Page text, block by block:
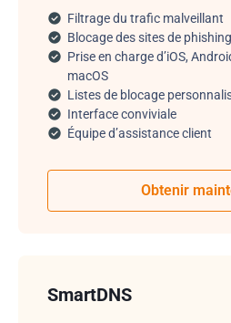
Filtrage du trafic malveillant
Blocage des sites de phishing
Prise en charge d’iOS,
macOS
Listes de blocage
Interface conviviale
Équipe d’assistance client
Obtenir
SmartDNS